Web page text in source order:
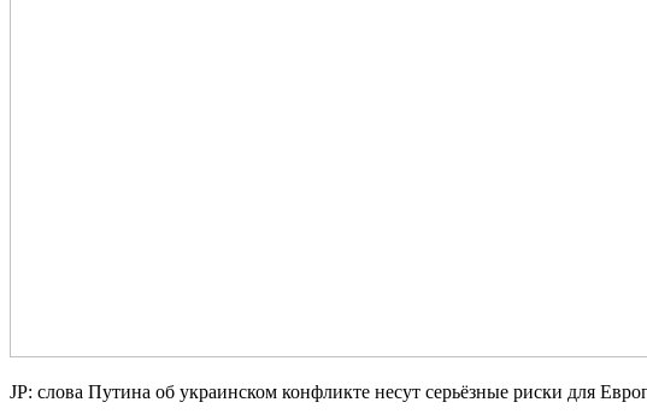
JP: слова Путина об украинском конфликте несут серьёзные риски для